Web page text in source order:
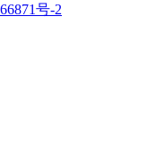
号-2